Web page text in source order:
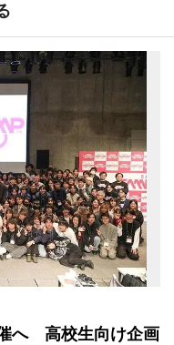
へ 高校生向け企画